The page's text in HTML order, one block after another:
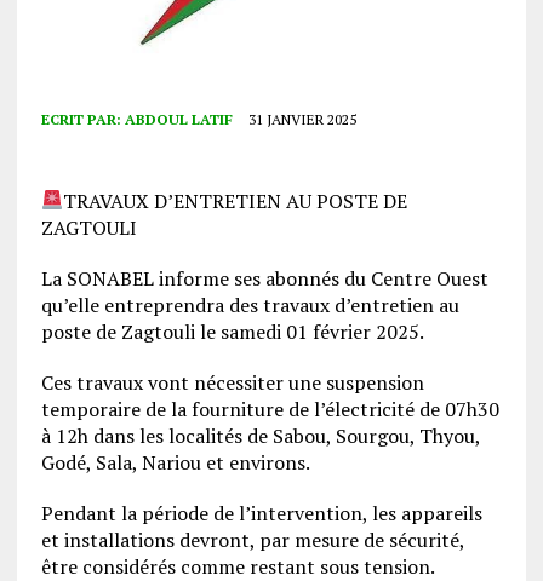
ECRIT PAR: ABDOUL LATIF 31 JANVIER 2025
TRAVAUX D’ENTRETIEN AU POSTE DE
ZAGTOULI
La SONABEL informe ses abonnés du Centre Ouest
qu’elle entreprendra des travaux d’entretien au
poste de Zagtouli le samedi 01 février 2025.
Ces travaux vont nécessiter une suspension
temporaire de la fourniture de l’électricité de 07h30
à 12h dans les localités de Sabou, Sourgou, Thyou,
Godé, Sala, Nariou et environs.
Pendant la période de l’intervention, les appareils
et installations devront, par mesure de sécurité,
être considérés comme restant sous tension.